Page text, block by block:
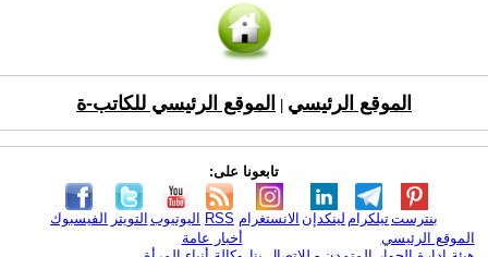
الموقع الرئيسي الموقع الرئيسي للكاتب-ة
تابعونا على:
الفيسبوك التويتر اليوتيوب RSS الانستغرام لينكدإن تيلكرامبنترست
الموقع الرئيسي
أخبار عامة